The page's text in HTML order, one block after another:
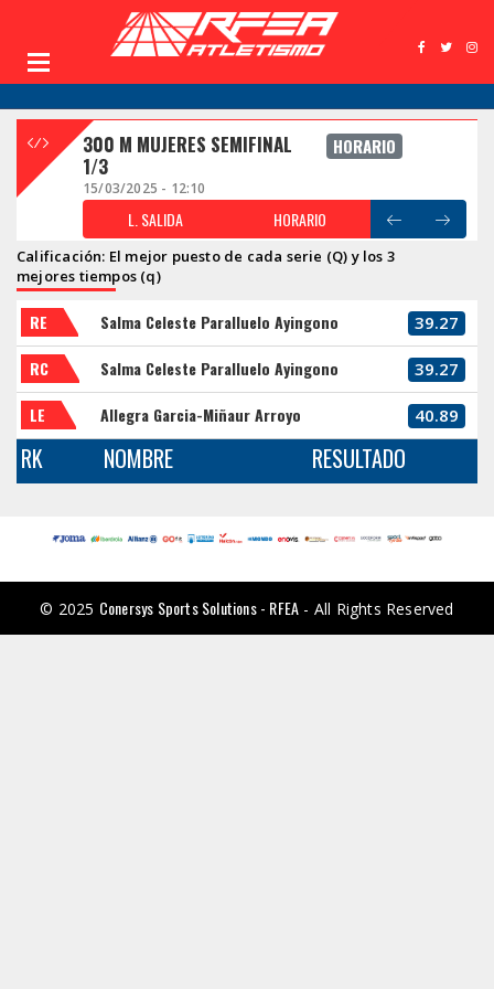
300 M MUJERES SEMIFINAL
1/3
HORARIO
15/03/2025 - 12:10
L. SALIDA HORARIO
Calificación: El mejor puesto de cada serie (Q) y los 3
mejores tiempos (q)
RE Salma Celeste Paralluelo Ayingono 39.27
RC Salma Celeste Paralluelo Ayingono 39.27
LE Allegra Garcia-Miñaur Arroyo 40.89
RK NOMBRE RESULTADO
© 2025 Conersys Sports Solutions - RFEA - All Rights Reserved